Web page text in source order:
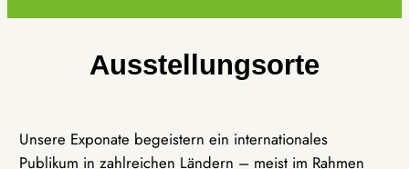
Ausstellungsorte
Unsere Exponate begeistern ein internationales
Publikum in zahlreichen Ländern – meist im Rahmen